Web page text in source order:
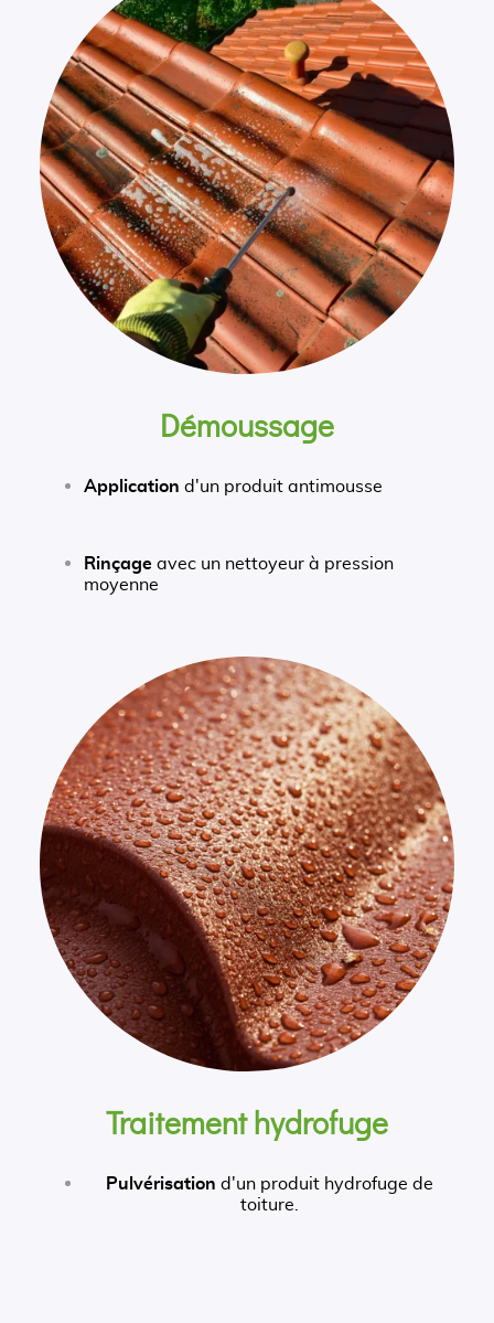
Démoussage
Application d'un produit antimousse
Rinçage avec un nettoyeur à pression
moyenne
Traitement hydrofuge
Pulvérisation d'un produit hydrofuge de
toiture.